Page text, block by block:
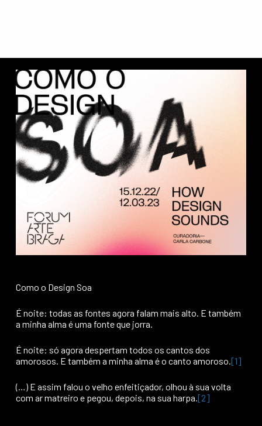
Como o Design Soa
É noite: todas as fontes agora falam mais alto. E também
a minha alma é uma fonte que jorra.
É noite: só agora despertam todos os cantos dos
amorosos. E também a minha alma é o canto amoroso.[1]
(…) E assim falou o velho enfeitiçador, olhou à sua volta
com ar matreiro e pegou, depois, na sua harpa.[2]